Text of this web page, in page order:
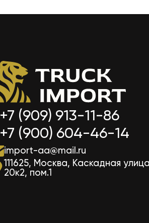
+7 (909) 913-11-86
+7 (900) 604-46-14
import-aa@mail.ru
111625, Москва, Каскадная
20к2, пом.1